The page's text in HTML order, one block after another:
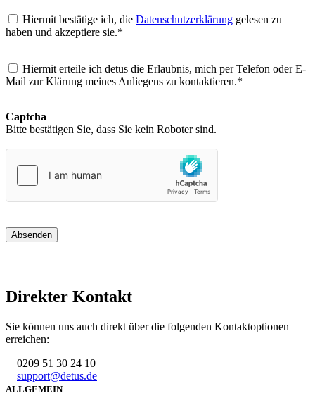
Hiermit bestätige ich, die Datenschutzerklärung gelesen zu
haben und akzeptiere sie.*
Hiermit erteile ich detus die Erlaubnis, mich per Telefon oder E-
Mail zur Klärung meines Anliegens zu kontaktieren.*
Captcha
Bitte bestätigen Sie, dass Sie kein Roboter sind.
Absenden
Direkter Kontakt
Sie können uns auch direkt über die folgenden Kontaktoptionen
erreichen:
0209 51 30 24 10
support@detus.de
ALLGEMEIN